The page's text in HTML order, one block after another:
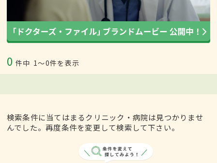
0 件中 1〜0件を表示
検索条件に当てはまるクリニック・病院は見つかりませ
んでした。再度条件を変更して検索して下さい。